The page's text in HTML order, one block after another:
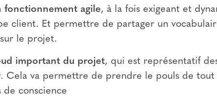
fonctionnement agile, à la fois exigeant et
client. Et permettre de partager un
le projet.
important du projet, qui est représentatif
Cela va permettre de prendre le pouls de tout
conscience